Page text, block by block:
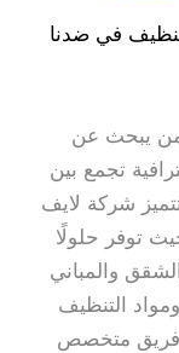
في ضدنا
من يبحث عن
تجمع بين
تتميز شركة لايف
توفر حلولًا
والمباني
التنظيف
فريق متخصص